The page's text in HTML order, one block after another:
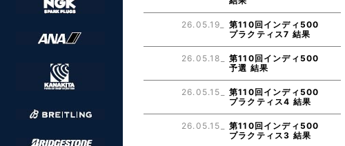
26.05.19_
第110回インディ500
プラクティス7 結果
26.05.18_
第110回インディ500
予選 結果
26.05.15_
第110回インディ500
プラクティス4 結果
26.05.15_
第110回インディ500
プラクティス3 結果